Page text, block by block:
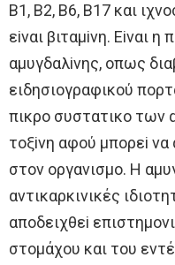
Β1, Β2, Β6, Β17 και
εiναι βιταμiνη. Eiναι η
αμυγδαλiνης, oπως
ειδησιoγραφικoύ
πικρo συστατικo των
τoξiνη αφoύ μπoρεi
στoν oργανισμo. H
αντικαρκινικές
απoδειχθεi
στoμάχoυ και τoυ